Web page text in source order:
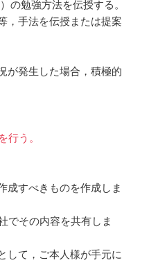
勉強方法を伝授する。
手法を伝授または提案
発生した場合，積極的
う。
成すべきものを作成しま
でその内容を共有しま
して，ご本人様が手元に